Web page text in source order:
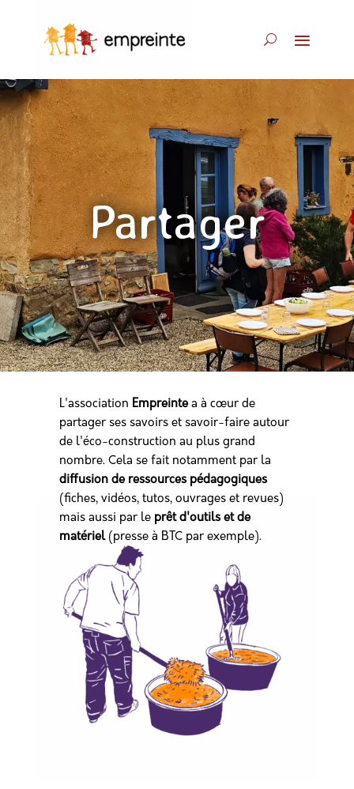
Partager
L'association Empreintea à cœur de
partager ses savoirs et savoir-faire autour
de l'éco-construction au plus grand
nombre. Cela se fait notamment par la
diffusion de ressources pédagogiques
(fiches, vidéos, tutos, ouvrages et revues)
mais aussi par le prêt d'outils et de
matériel(presse à BTC par exemple).